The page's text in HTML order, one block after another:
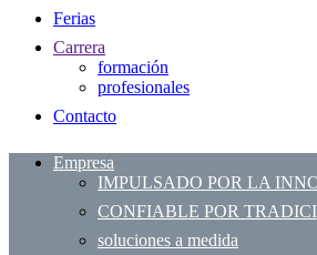
Ferias
Carrera
formación
profesionales
Contacto
Empresa
IMPULSADO POR LA
CONFIABLE POR
soluciones a medida